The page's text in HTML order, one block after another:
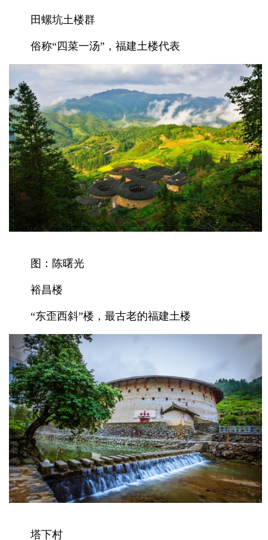
田螺坑土楼群
俗称“四菜一汤”，福建土楼代表
图：陈曙光
裕昌楼
“东歪西斜”楼，最古老的福建土楼
塔下村